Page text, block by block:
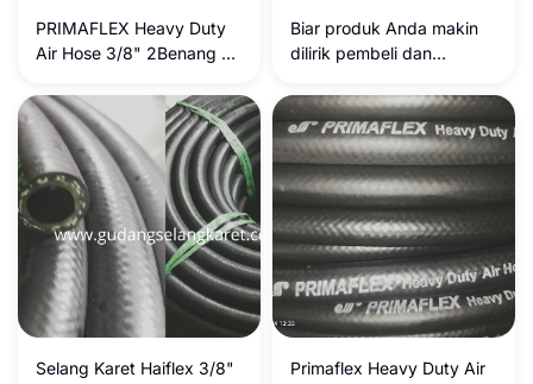
PRIMAFLEX Heavy Duty
Air Hose 3/8" 2Benang –
Tanpa Kompromi
Biar produk Anda makin
dilirik pembeli dan
pertama Google atau
marketplace (Tokopedia,
Shopee, Lazada),
deskripsinya perlu dibuat
lebih informatif, kaya akan
kata kunci (*keywords*),
dan rapi agar enak
dibaca. Berikut adalah
hasil penyempurnaan
artikel produk yang sudah
dan konversi penjualan:
Selang Karet Haiflex 3/8"
Primaflex Heavy Duty Air